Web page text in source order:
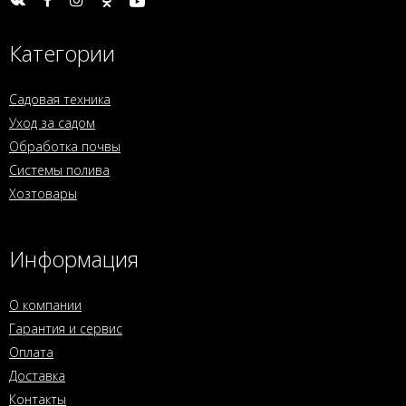
Категории
Садовая техника
Уход за садом
Обработка почвы
Системы полива
Хозтовары
Информация
О компании
Гарантия и сервис
Оплата
Доставка
Контакты